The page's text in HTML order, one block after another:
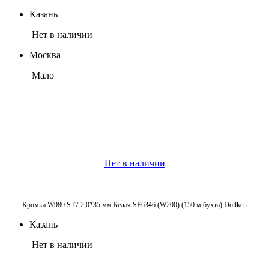
Казань
Нет в наличии
Москва
Мало
Нет в наличии
Кромка W980 ST7 2,0*35 мм Белая SF6346 (W200) (150 м бухта) Dollken
Казань
Нет в наличии